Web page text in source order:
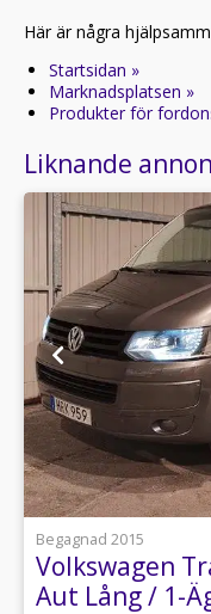
Här är några
Startsidan »
Marknadsplatsen »
Produkter för
Liknande
Begagnad 2015
Volkswagen
Aut Lång / 1-